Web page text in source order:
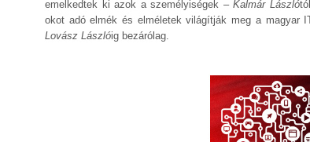
emelkedtek ki azok a személyiségek – Kalmár László
okot adó elmék és elméletek világítják meg a magyar
Lovász Lászlóig bezárólag.